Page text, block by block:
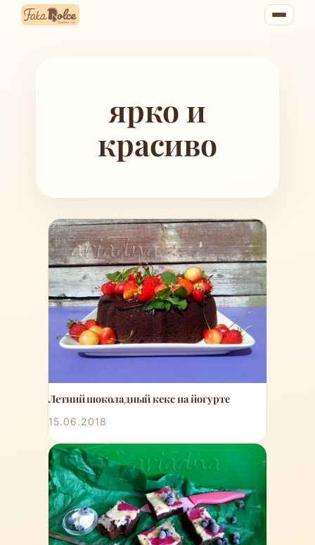
Перейти
ярко и
красиво
Летний шоколадный кекс на йогурте
15.06.2018